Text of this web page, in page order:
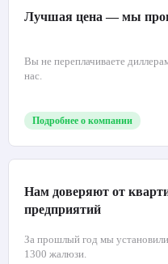
Лучшая цена — мы
Вы не переплачиваете
нас.
Подробнее о компании
Нам доверяют от
предприятий
За прошлый год мы
1300 жалюзи.